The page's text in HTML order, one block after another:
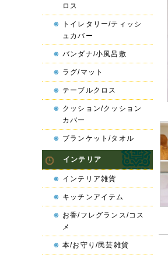
ロス
トイレタリー/ティッシ
ュカバー
バンダナ/小風呂敷
ラグ/マット
テーブルクロス
クッション/クッション
カバー
ブランケット/タオル
インテリア
インテリア雑貨
キッチンアイテム
お香/フレグランス/コス
メ
本/お守り/民芸雑貨